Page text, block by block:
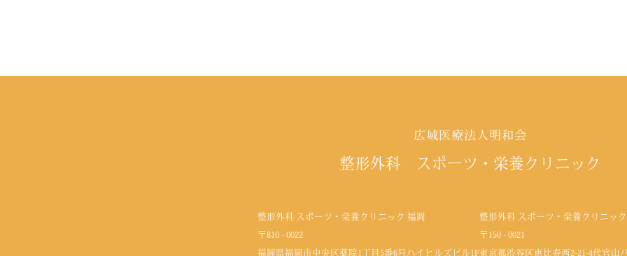
広域医療法人明和会
整形外科 スポーツ・栄養クリニック
整形外科 スポーツ・栄養クリニック 福岡
〒810 - 0022
福岡県福岡市中央区薬院1丁目5番6号ハイヒルズビル1F
整形外科 スポーツ・栄養クリニッ
〒150 - 0021
東京都渋谷区恵比寿西2-21-4代官山